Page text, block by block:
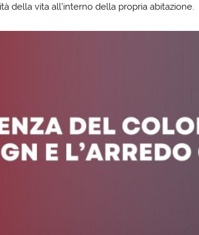
della vita all’interno della propria abitazione.